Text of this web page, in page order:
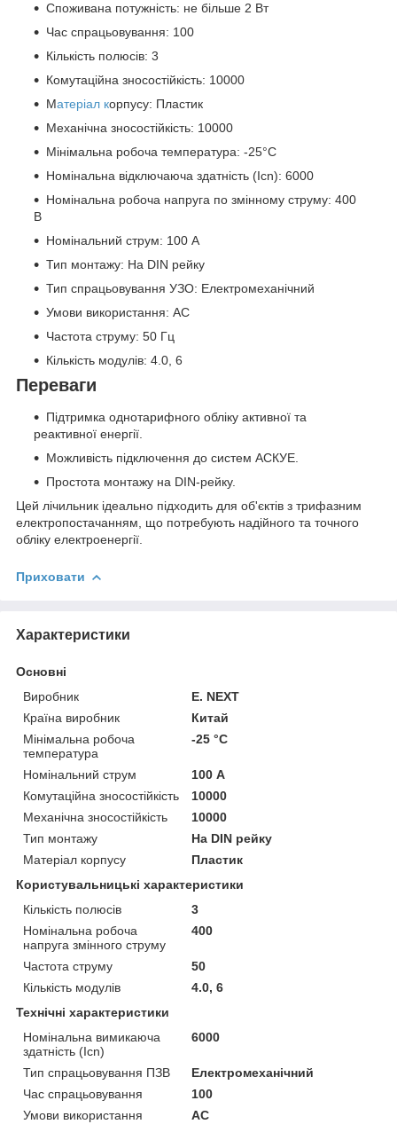
Споживана потужність: не більше 2 Вт
Час спрацьовування: 100
Кількість полюсів: 3
Комутаційна зносостійкість: 10000
Матеріал корпусу: Пластик
Механічна зносостійкість: 10000
Мінімальна робоча температура: -25°C
Номінальна відключаюча здатність (Icn): 6000
Номінальна робоча напруга по змінному струму: 400
В
Номінальний струм: 100 А
Тип монтажу: На DIN рейку
Тип спрацьовування УЗО: Електромеханічний
Умови використання: АС
Частота струму: 50 Гц
Кількість модулів: 4.0, 6
Переваги
Підтримка однотарифного обліку активної та
реактивної енергії.
Можливість підключення до систем АСКУЕ.
Простота монтажу на DIN-рейку.
Цей лічильник ідеально підходить для об'єктів з трифазним
електропостачанням, що потребують надійного та точного
обліку електроенергії.
Приховати
Характеристики
Основні
Виробник
E. NEXT
Країна виробник
Китай
Мінімальна робоча
температура
-25 °С
Номінальний струм
100 А
Комутаційна зносостійкість
10000
Механічна зносостійкість
10000
Тип монтажу
На DIN рейку
Матеріал корпусу
Пластик
Користувальницькі характеристики
Кількість полюсів
3
Номінальна робоча
напруга змінного струму
400
Частота струму
50
Кількість модулів
4.0, 6
Технічні характеристики
Номінальна вимикаюча
здатність (Icn)
6000
Тип спрацьовування ПЗВ
Електромеханічний
Час спрацьовування
100
Умови використання
АС